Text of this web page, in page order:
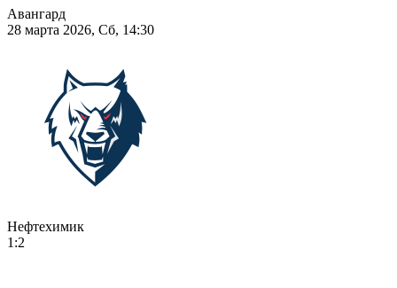
Авангард
28 марта 2026, Сб, 14:30
Нефтехимик
1:2